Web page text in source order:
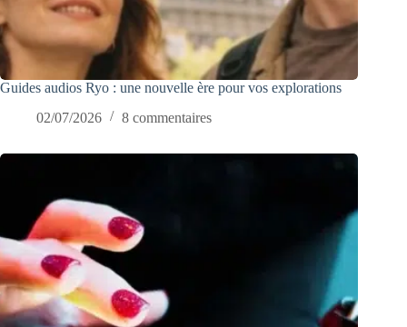
Guides audios Ryo : une nouvelle ère pour vos explorations
02/07/2026
8 commentaires